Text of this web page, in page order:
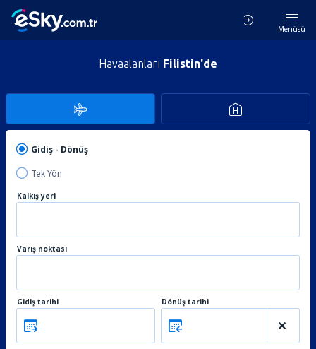
Menüsü
Havaalanları Filistin'de
Gidiş - Dönüş
Tek Yön
Kalkış yeri
Varış noktası
Gidiş tarihi Dönüş tarihi